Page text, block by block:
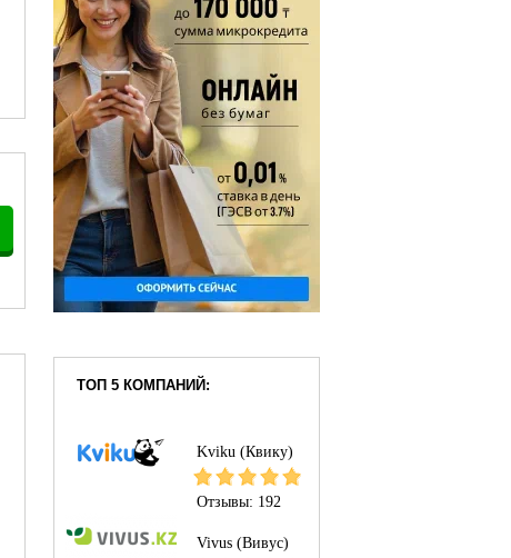
ТОП 5 КОМПАНИЙ:
Kviku (Квику)
Отзывы: 192
Vivus (Вивус)